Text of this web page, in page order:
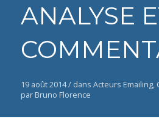
ANALYSE
19 août 2014 / dans Acteurs Emailing,
par Bruno Florence